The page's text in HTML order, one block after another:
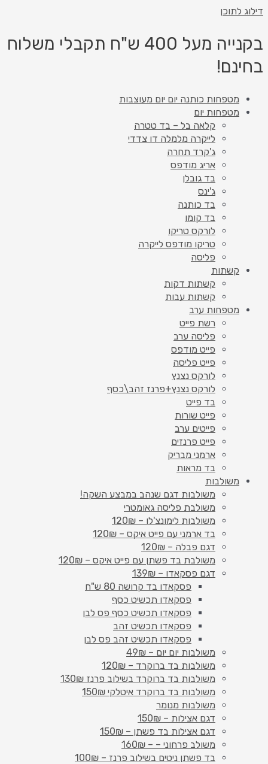
דילוג לתוכן
בקנייה מעל 400 ש"ח תקבלי משלוח
בחינם!
מטפחות כותנה יום יום מעוצבות
מטפחות יום
קלאה בל – בד טטרה
לייקרה מלמלה דו צדדי
ג'קרד תחרה
אריג מודפס
בד גובלן
ג'ינס
בד כותנה
בד קומו
לורקס טריקו
טריקו מודפס לייקרה
פליסה
קשתות
קשתות דקות
קשתות עבות
מטפחות ערב
רשת פייט
פליסה ערב
פייט מודפס
פייט פליסה
לורקס נצנץ
לורקס נצנץ+פרנז זהב\כסף
בד פייט
פייט שורות
פייטים ערב
פייט פרנזים
ארמני מבריק
בד מראות
משולבות
משולבות דגם שנהב במבצע השקה!
משולבת פליסה גאומטרי
משולבות לימונצ'לו – 120₪
בד ארמני עם פייט איקס – 120₪
דגם פבלה – 120₪
משולבת בד פשתן עם פייט איקס – 120₪
דגם פסקאדו – 139₪
פסקאדו בד קרושה 80 ש"ח
פסקאדו תכשיט כסף
פסקאדו תכשיט כסף פס לבן
פסקאדו תכשיט זהב
פסקאדו תכשיט זהב פס לבן
משולבות יום יום – 49₪
משולבות בד ברוקרד – 120₪
משולבות בד ברוקרד בשילוב פרנז 130₪
משולבות בד ברוקרד איטלקי 150₪
משולבות מנומר
דגם אצילות – 150₪
דגם אצילות בד פשתן – 150₪
משולב פרחוני – – 160₪
בד פשתן ניטים בשילוב פרנז – 100₪